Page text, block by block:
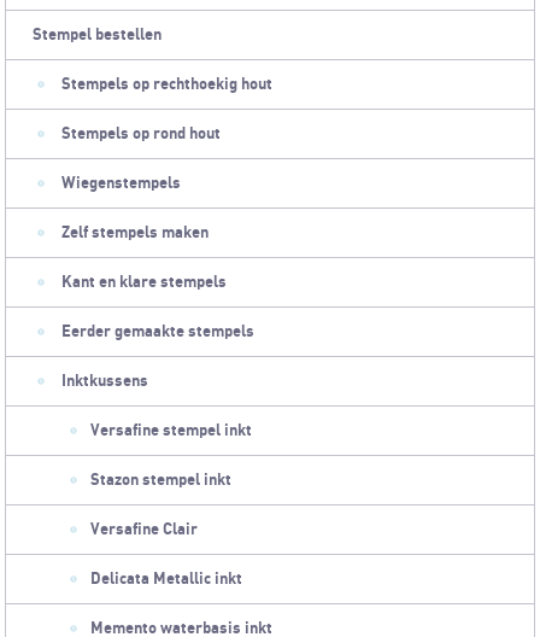
Stempel bestellen
Stempels op rechthoekig hout
Stempels op rond hout
Wiegenstempels
Zelf stempels maken
Kant en klare stempels
Eerder gemaakte stempels
Inktkussens
Versafine stempel inkt
Stazon stempel inkt
Versafine Clair
Delicata Metallic inkt
Memento waterbasis inkt